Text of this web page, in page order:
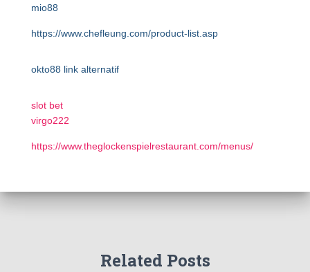
mio88
https://www.chefleung.com/product-list.asp
okto88 link alternatif
slot bet
virgo222
https://www.theglockenspielrestaurant.com/menus/
Related Posts